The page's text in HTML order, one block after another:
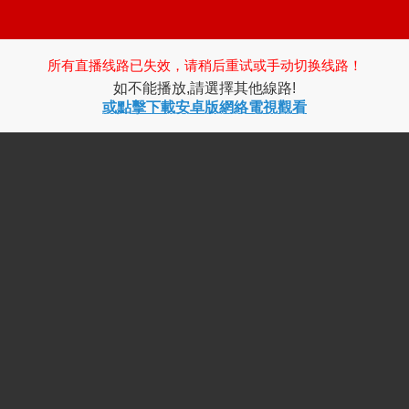
所有直播线路已失效，请稍后重试或手动切换线路！
如不能播放,請選擇其他線路!
或點擊下載安卓版網絡電視觀看